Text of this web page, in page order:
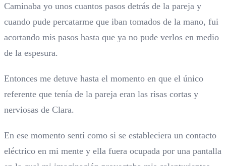
Caminaba yo unos cuantos pasos detrás de la pareja y
cuando pude percatarme que iban tomados de la mano, fui
acortando mis pasos hasta que ya no pude verlos en medio
de la espesura.
Entonces me detuve hasta el momento en que el único
referente que tenía de la pareja eran las risas cortas y
nerviosas de Clara.
En ese momento sentí como si se estableciera un contacto
eléctrico en mi mente y ella fuera ocupada por una pantalla